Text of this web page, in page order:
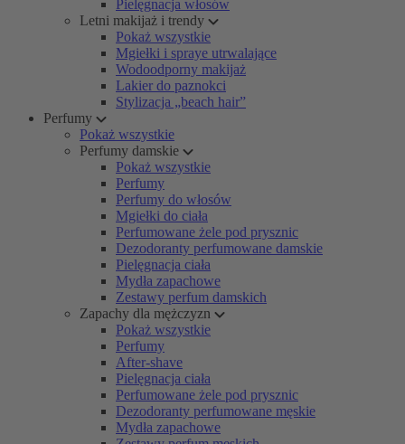
Pielęgnacja włosów
Letni makijaż i trendy
Pokaż wszystkie
Mgiełki i spraye utrwalające
Wodoodporny makijaż
Lakier do paznokci
Stylizacja „beach hair”
Perfumy
Pokaż wszystkie
Perfumy damskie
Pokaż wszystkie
Perfumy
Perfumy do włosów
Mgiełki do ciała
Perfumowane żele pod prysznic
Dezodoranty perfumowane damskie
Pielęgnacja ciała
Mydła zapachowe
Zestawy perfum damskich
Zapachy dla mężczyzn
Pokaż wszystkie
Perfumy
After-shave
Pielęgnacja ciała
Perfumowane żele pod prysznic
Dezodoranty perfumowane męskie
Mydła zapachowe